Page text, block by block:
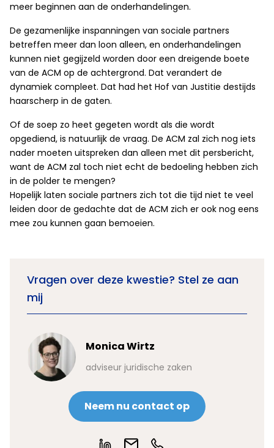
meer beginnen aan de onderhandelingen.
De gezamenlijke inspanningen van sociale partners
betreffen meer dan loon alleen, en onderhandelingen
kunnen niet gegijzeld worden door een dreigende boete
van de ACM op de achtergrond. Dat verandert de
dynamiek compleet. Dat had het Hof van Justitie destijds
haarscherp in de gaten.
Of de soep zo heet gegeten wordt als die wordt
opgediend, is natuurlijk de vraag. De ACM zal zich nog iets
nader moeten uitspreken dan alleen met dit persbericht,
want de ACM zal toch niet echt de bedoeling hebben zich
in de polder te mengen?
Hopelijk laten sociale partners zich tot die tijd niet te veel
leiden door de gedachte dat de ACM zich er ook nog eens
mee zou kunnen gaan bemoeien.
Vragen over deze kwestie? Stel ze aan
mij
Monica Wirtz
adviseur juridische zaken
Neem nu contact op